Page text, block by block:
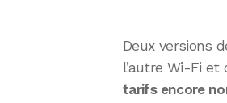
Deux versions
l’autre Wi-Fi et
tarifs encore